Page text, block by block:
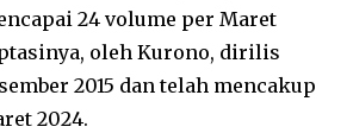
24 volume per Maret
oleh Kurono, dirilis
2015 dan telah mencakup
2024.